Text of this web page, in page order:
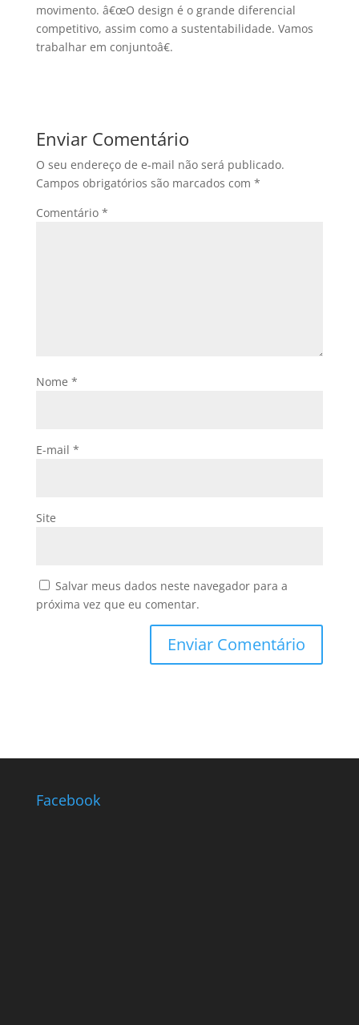
movimento. â€œO design é o grande diferencial
competitivo, assim como a sustentabilidade. Vamos
trabalhar em conjuntoâ€.
Enviar Comentário
O seu endereço de e-mail não será publicado.
Campos obrigatórios são marcados com *
Comentário *
Nome *
E-mail *
Site
Salvar meus dados neste navegador para a
próxima vez que eu comentar.
Facebook